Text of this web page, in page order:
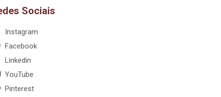
Sociais
Instagram
Facebook
Linkedin
YouTube
Pinterest